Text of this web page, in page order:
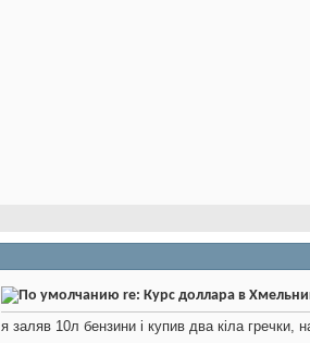
re: Курс доллара в
я заляв 10л бензини і купив два кіла гречки,